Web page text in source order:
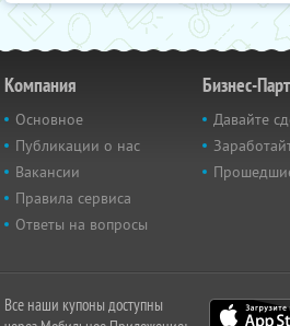
Компания
Основное
Публикации о нас
Вакансии
Правила сервиса
Ответы на вопросы
Бизнес-
Давайте
Все наши купоны доступны